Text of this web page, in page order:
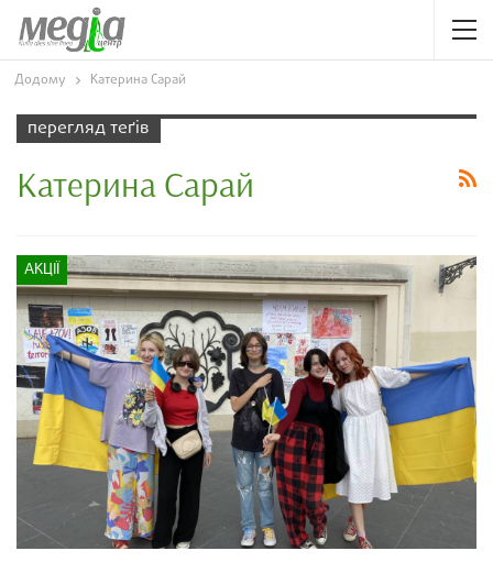
Додому Катерина Сарай
перегляд теґів
Катерина Сарай
АКЦІЇ